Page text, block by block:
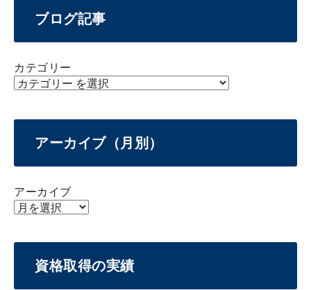
ブログ記事
カテゴリー
アーカイブ（月別）
アーカイブ
資格取得の実績